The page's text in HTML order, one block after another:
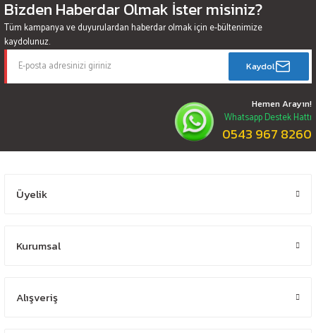
Bizden Haberdar Olmak İster misiniz?
Tüm kampanya ve duyurulardan haberdar olmak için e-bültenimize
kaydolunuz.
Kaydol
Hemen Arayın!
Whatsapp Destek Hattı
0543 967 8260
Üyelik
Kurumsal
Alışveriş